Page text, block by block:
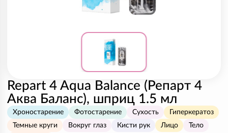
Repart 4 Aqua Balance (Репарт 4
Аква Баланс), шприц 1.5 мл
Хроностарение Фотостарение Сухость
Гиперкератоз
Темные круги
Вокруг глаз Кисти рук Лицо
Тело